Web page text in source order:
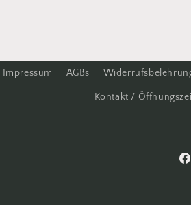
Impressum AGBs
Kontakt /